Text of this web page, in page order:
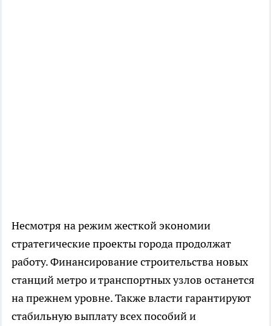
Несмотря на режим жесткой экономии
стратегические проекты города продолжат
работу. Финансирование строительства новых
станций метро и транспортных узлов останется
на прежнем уровне. Также власти гарантируют
стабильную выплату всех пособий и